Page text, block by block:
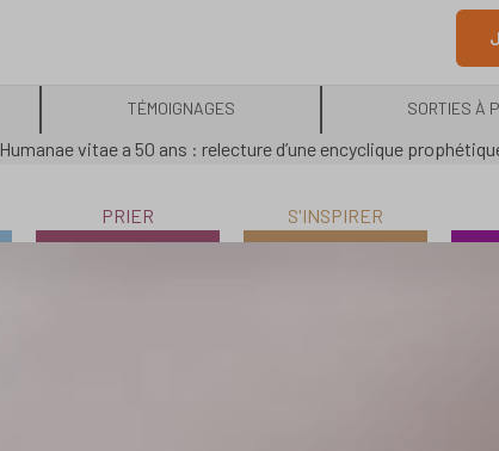
TÉMOIGNAGES SORTIES À
Humanae vitae a 50 ans : relecture d’une encyclique
PRIER S'INSPIRER